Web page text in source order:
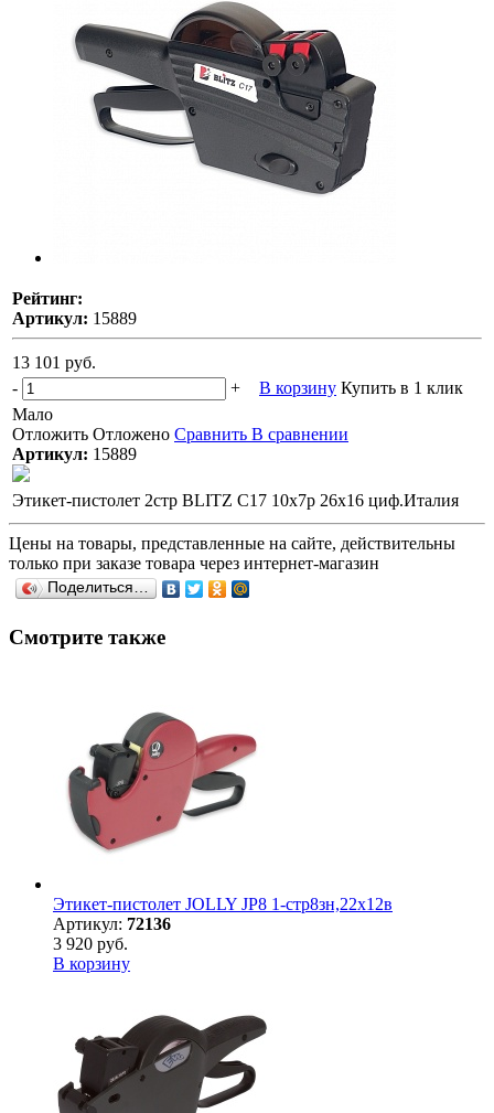
Рейтинг:
Артикул: 15889
13 101 руб.
-
+ В корзину Купить в 1 клик
Мало
Отложить Отложено Сравнить В сравнении
Артикул: 15889
Этикет-пистолет 2стр BLITZ C17 10х7р 26х16 циф.Италия
Цены на товары, представленные на сайте, действительны
только при заказе товара через интернет-магазин
Поделиться…
Смотрите также
Этикет-пистолет JOLLY JP8 1-стр8зн,22х12в
Артикул: 72136
3 920 руб.
В корзину